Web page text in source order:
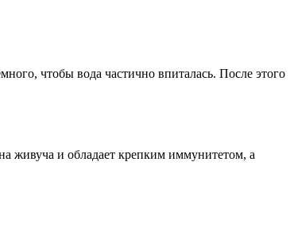
чтобы вода частично впиталась. После этого
живуча и обладает крепким иммунитетом, а